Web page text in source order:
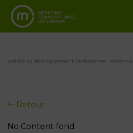
activité de développement professionnel reconnue
Retour
No Content fond